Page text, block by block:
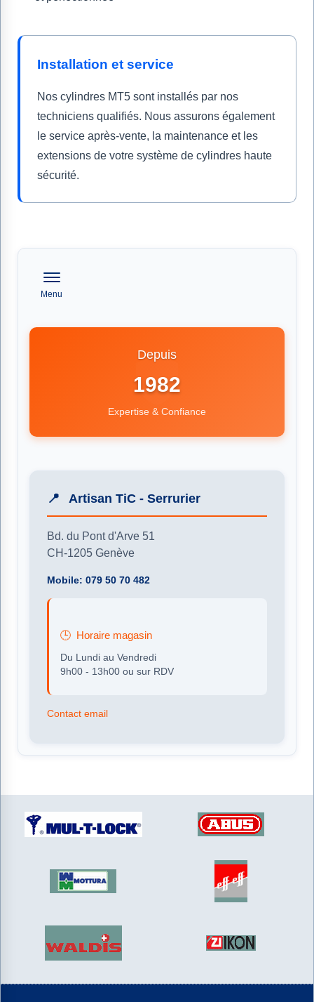
Menu
Depuis
1982
Expertise & Confiance
Artisan TiC - Serrurier
Bd. du Pont d'Arve 51
CH-1205 Genève
Mobile: 079 50 70 482
Horaire magasin
Du Lundi au Vendredi
9h00 - 13h00 ou sur RDV
Contact email
Installation et service
Nos cylindres MT5 sont installés par nos
techniciens qualifiés. Nous assurons également
le service après-vente, la maintenance et les
extensions de votre système de cylindres haute
sécurité.
Nos partenaires de confiance